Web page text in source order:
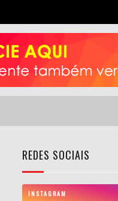
REDES SOCIAIS
INSTAGRAM